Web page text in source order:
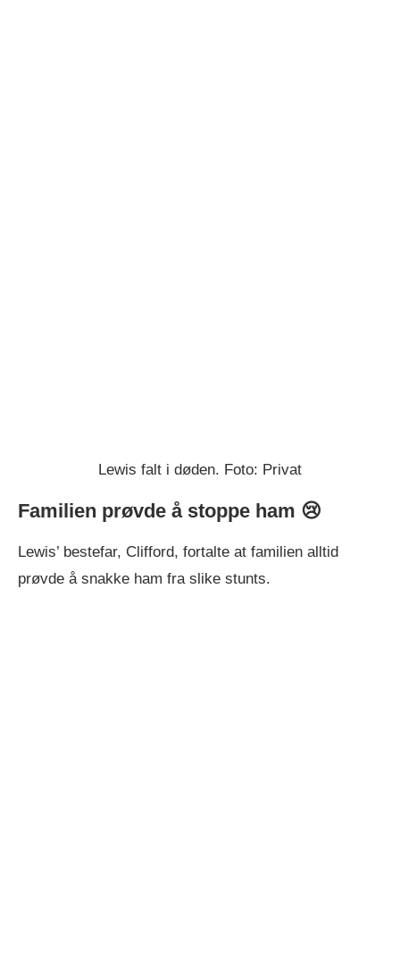
Lewis falt i døden. Foto: Privat
Familien prøvde å stoppe ham 😢
Lewis’ bestefar, Clifford, fortalte at familien alltid
prøvde å snakke ham fra slike stunts.